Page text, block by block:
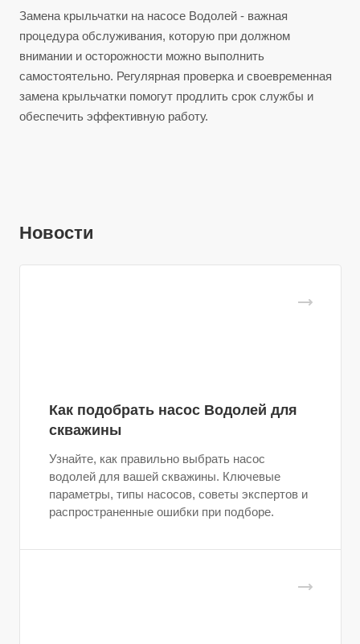
Замена крыльчатки на насосе Водолей - важная
процедура обслуживания, которую при должном
внимании и осторожности можно выполнить
самостоятельно. Регулярная проверка и своевременная
замена крыльчатки помогут продлить срок службы и
обеспечить эффективную работу.
Новости
Как подобрать насос Водолей для
скважины
Узнайте, как правильно выбрать насос
водолей для вашей скважины. Ключевые
параметры, типы насосов, советы экспертов и
распространенные ошибки при подборе.